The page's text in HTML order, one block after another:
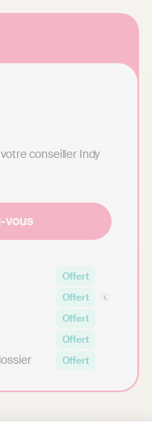
conseiller Indy
vous
Offert
Offert
Offert
Offert
Offert